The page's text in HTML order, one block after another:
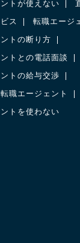
トが使えない
ス 転職エージ
トの断り方
トとの電話面談
トの給与交渉
職エージェント
トを使わない